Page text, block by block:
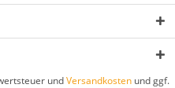
undVersandkostenund ggf.